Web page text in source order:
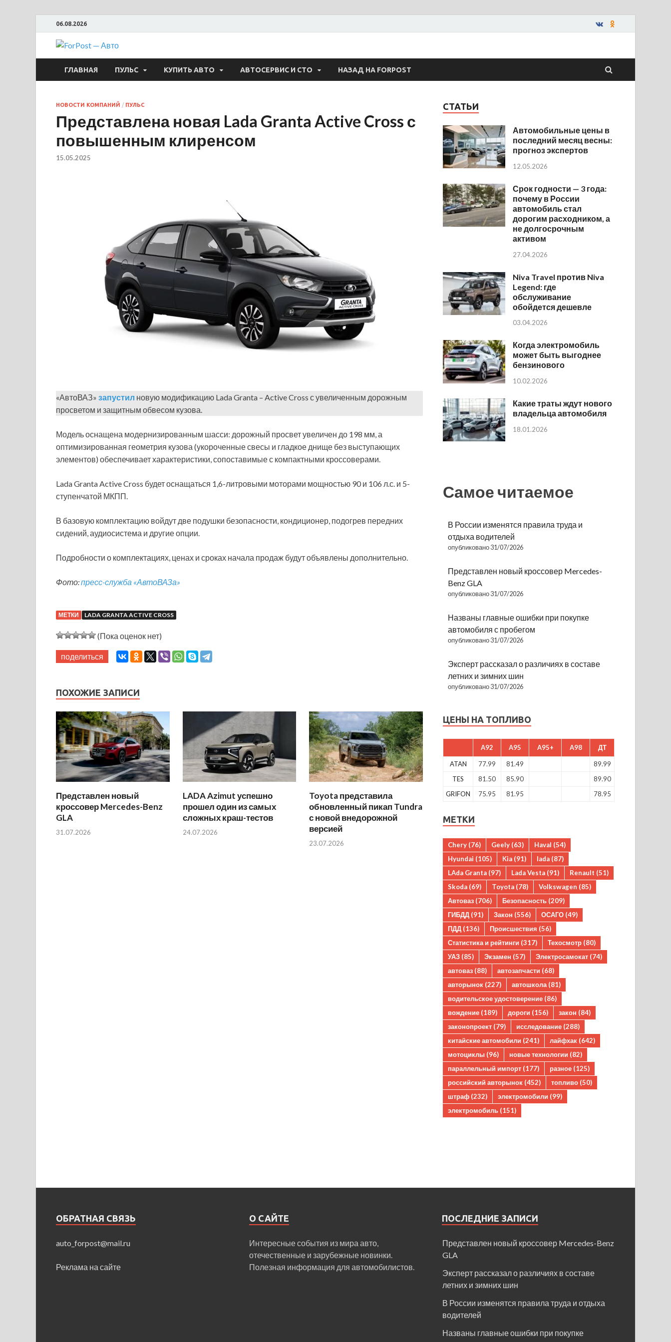
06.08.2026
ForPost — Авто
ГЛАВНАЯ ПУЛЬС КУПИТЬ АВТО АВТОСЕРВИС И СТО НАЗАД НА FORPOST
НОВОСТИ КОМПАНИЙ / ПУЛЬС
Представлена новая Lada Granta Active Cross с
повышенным клиренсом
15.05.2025
«АвтоВАЗ» запустил новую модификацию Lada Granta – Active Cross с увеличенным дорожным
просветом и защитным обвесом кузова.
Модель оснащена модернизированным шасси: дорожный просвет увеличен до 198 мм, а
оптимизированная геометрия кузова (укороченные свесы и гладкое днище без выступающих
элементов) обеспечивает характеристики, сопоставимые с компактными кроссоверами.
Lada Granta Active Cross будет оснащаться 1,6-литровыми моторами мощностью 90 и 106 л.с. и 5-
ступенчатой МКПП.
В базовую комплектацию войдут две подушки безопасности, кондиционер, подогрев передних
сидений, аудиосистема и другие опции.
Подробности о комплектациях, ценах и сроках начала продаж будут объявлены дополнительно.
Фото:пресс-служба «АвтоВАЗа»
МЕТКИ LADA GRANTA ACTIVE CROSS
(Пока оценок нет)
поделиться
ПОХОЖИЕ ЗАПИСИ
Представлен новый
кроссовер Mercedes-Benz
GLA
31.07.2026
LADA Azimut успешно
прошел один из самых
сложных краш-тестов
24.07.2026
Toyota представила
обновленный пикап Tundra
с новой внедорожной
версией
23.07.2026
СТАТЬИ
Автомобильные цены в
последний месяц весны:
прогноз экспертов
12.05.2026
Срок годности — 3 года:
почему в России
автомобиль стал
дорогим расходником, а
не долгосрочным
активом
27.04.2026
Niva Travel против Niva
Legend: где
обслуживание
обойдется дешевле
03.04.2026
Когда электромобиль
может быть выгоднее
бензинового
10.02.2026
Какие траты ждут нового
владельца автомобиля
18.01.2026
Самое читаемое
В России изменятся правила труда и
отдыха водителей
опубликовано 31/07/2026
Представлен новый кроссовер Mercedes-
Benz GLA
опубликовано 31/07/2026
Названы главные ошибки при покупке
автомобиля с пробегом
опубликовано 31/07/2026
Эксперт рассказал о различиях в составе
летних и зимних шин
опубликовано 31/07/2026
ЦЕНЫ НА ТОПЛИВО
A92 A95 A95+ A98 ДТ
ATAN 77.99 81.49
89.99
TES
81.50 85.90
89.90
GRIFON
75.95 81.95 78.95
МЕТКИ
Chery (76) Geely (63) Haval (54)
Hyundai (105) Kia (91) lada (87)
LAda Granta (97) Lada Vesta (91) Renault (51)
Skoda (69) Toyota (78) Volkswagen (85)
Автоваз (706) Безопасность (209)
ГИБДД (91) Закон (556) ОСАГО (49)
ПДД (136) Происшествия (56)
Статистика и рейтинги (317) Техосмотр (80)
УАЗ (85) Экзамен (57) Электросамокат (74)
автоваз (88) автозапчасти (68)
авторынок (227) автошкола (81)
водительское удостоверение (86)
вождение (189) дороги (156) закон (84)
законопроект (79) исследование (288)
китайские автомобили (241) лайфхак (642)
мотоциклы (96) новые технологии (82)
параллельный импорт (177) разное (125)
российский авторынок (452) топливо (50)
штраф (232) электромобили (99)
электромобиль (151)
ОБРАТНАЯ СВЯЗЬ
auto_forpost@mail.ru
Реклама на сайте
О САЙТЕ
Интересные события из мира авто,
отечественные и зарубежные новинки.
Полезная информация для автомобилистов.
ПОСЛЕДНИЕ ЗАПИСИ
Представлен новый кроссовер Mercedes-Benz
GLA
Эксперт рассказал о различиях в составе
летних и зимних шин
В России изменятся правила труда и отдыха
водителей
Названы главные ошибки при покупке